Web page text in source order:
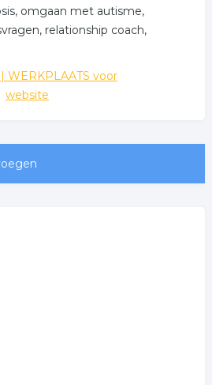
omgaan met autisme,
relationship coach,
WERKPLAATS voor
website